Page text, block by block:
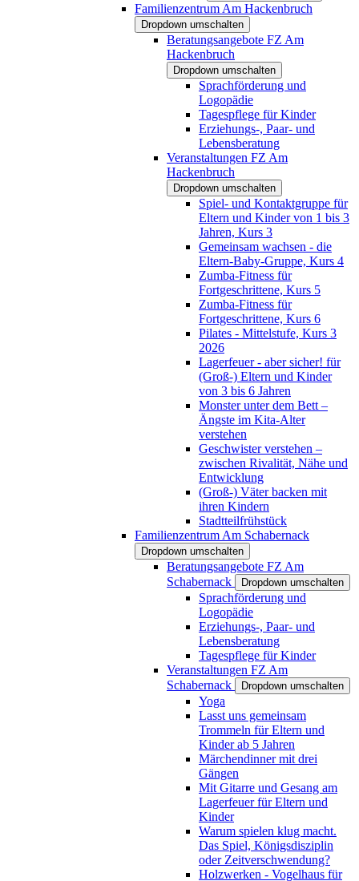
Familienzentrum Am Hackenbruch
Dropdown umschalten
Beratungsangebote FZ Am
Hackenbruch
Dropdown umschalten
Sprachförderung und
Logopädie
Tagespflege für Kinder
Erziehungs-, Paar- und
Lebensberatung
Veranstaltungen FZ Am
Hackenbruch
Dropdown umschalten
Spiel- und Kontaktgruppe für
Eltern und Kinder von 1 bis 3
Jahren, Kurs 3
Gemeinsam wachsen - die
Eltern-Baby-Gruppe, Kurs 4
Zumba-Fitness für
Fortgeschrittene, Kurs 5
Zumba-Fitness für
Fortgeschrittene, Kurs 6
Pilates - Mittelstufe, Kurs 3
2026
Lagerfeuer - aber sicher! für
(Groß-) Eltern und Kinder
von 3 bis 6 Jahren
Monster unter dem Bett –
Ängste im Kita-Alter
verstehen
Geschwister verstehen –
zwischen Rivalität, Nähe und
Entwicklung
(Groß-) Väter backen mit
ihren Kindern
Stadtteilfrühstück
Familienzentrum Am Schabernack
Dropdown umschalten
Beratungsangebote FZ Am
Schabernack
Dropdown umschalten
Sprachförderung und
Logopädie
Erziehungs-, Paar- und
Lebensberatung
Tagespflege für Kinder
Veranstaltungen FZ Am
Schabernack
Dropdown umschalten
Yoga
Lasst uns gemeinsam
Trommeln für Eltern und
Kinder ab 5 Jahren
Märchendinner mit drei
Gängen
Mit Gitarre und Gesang am
Lagerfeuer für Eltern und
Kinder
Warum spielen klug macht.
Das Spiel, Königsdisziplin
oder Zeitverschwendung?
Holzwerken - Vogelhaus für